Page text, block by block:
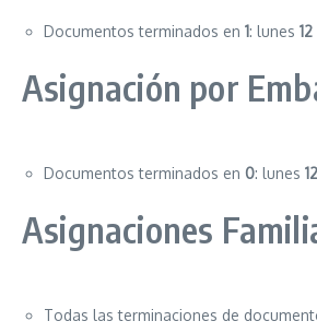
Documentos terminados en 1: lunes
Asignación por
Documentos terminados en 0: lunes
Asignaciones
Todas las terminaciones de